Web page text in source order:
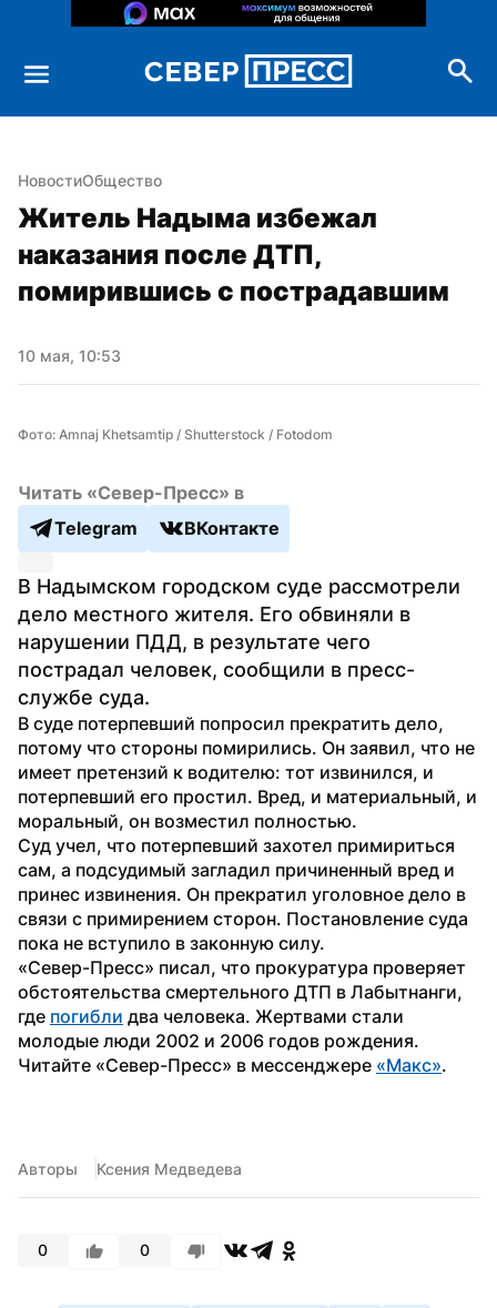
НовостиОбщество
Житель Надыма избежал
наказания после ДТП,
помирившись с пострадавшим
10 мая, 10:53
Фото: Amnaj Khetsamtip / Shutterstock / Fotodom
Читать «Север-Пресс» в
Telegram
ВКонтакте
В Надымском городском суде рассмотрели
дело местного жителя. Его обвиняли в
нарушении ПДД, в результате чего
пострадал человек, сообщили в пресс-
службе суда.
В суде потерпевший попросил прекратить дело,
потому что стороны помирились. Он заявил, что не
имеет претензий к водителю: тот извинился, и
потерпевший его простил. Вред, и материальный, и
моральный, он возместил полностью.
Суд учел, что потерпевший захотел примириться
сам, а подсудимый загладил причиненный вред и
принес извинения. Он прекратил уголовное дело в
связи с примирением сторон. Постановление суда
пока не вступило в законную силу.
«Север-Пресс» писал, что прокуратура проверяет
обстоятельства смертельного ДТП в Лабытнанги,
где погибли два человека. Жертвами стали
молодые люди 2002 и 2006 годов рождения.
Читайте «Север-Пресс» в мессенджере «Макс».
Авторы Ксения Медведева
0 0